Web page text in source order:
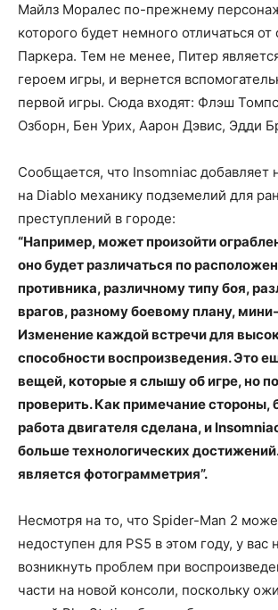
Майлз Моралес по-прежнему
которого будет немного отличаться
Паркера. Тем не менее, Питер
героем игры, и вернется
первой игры. Сюда входят: Флэш
Озборн, Бен Урих, Аарон Дэвис, Эдди
Сообщается, что Insomniac
на Diablo механику подземелий для
преступлений в городе:
“Например, может произойти
оно будет различаться по
противника, различному типу боя,
врагов, разному боевому плану,
Изменение каждой встречи для
способности воспроизведения. Это
вещей, которые я слышу об игре, но
проверить. Как примечание стороны,
работа двигателя сделана, и
больше технологических
является фотограмметрия”.
Несмотря на то, что Spider-Man 2
недоступен для PS5 в этом году, у вас
возникнуть проблем при
части на новой консоли, поскольку